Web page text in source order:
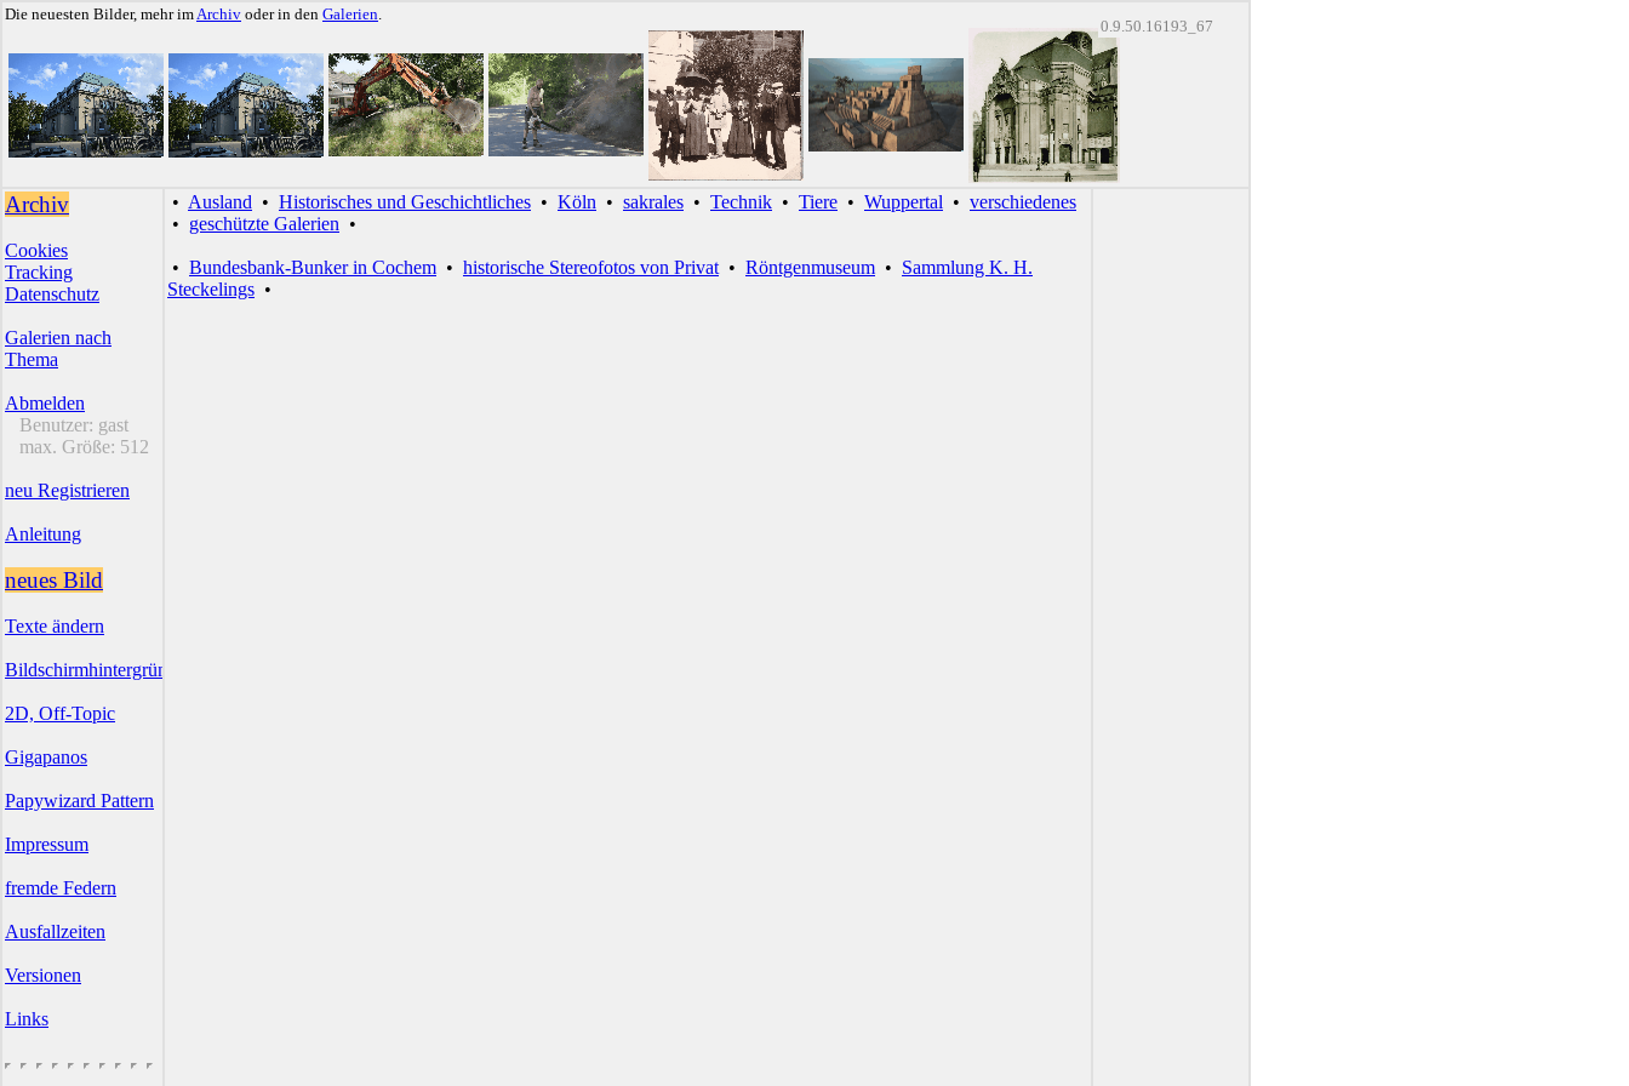
Die neuesten Bilder, mehr imArchiv oder in den Galerien.
0.9.50.16193_67
Archiv
Cookies
Tracking
Datenschutz
Galerien nach
Thema
Abmelden
Benutzer: gast
max. Größe: 512
neu Registrieren
Anleitung
neues Bild
Texte ändern
Bildschirmhintergründe
2D, Off-Topic
Gigapanos
Papywizard Pattern
Impressum
fremde Federn
Ausfallzeiten
Versionen
Links
• Ausland • Historisches und Geschichtliches • Köln • sakrales • Technik • Tiere • Wuppertal • verschiedenes
• geschützte Galerien •
• Bundesbank-Bunker in Cochem • historische Stereofotos von Privat • Röntgenmuseum • Sammlung K. H.
Steckelings •